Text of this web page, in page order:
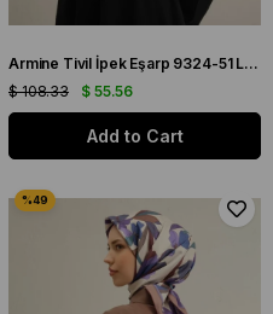
Armine Tivil İpek Eşarp 9324-51 Lacivert Karışık Desen
$ 55.56
$ 108.33
Add to Cart